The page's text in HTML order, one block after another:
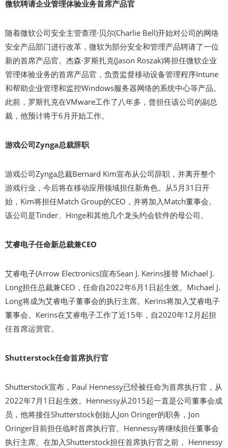
微软聘请企业管理体验业务首席产品官
随着微软公司安全主管查理·贝尔(Charlie Bell)开始对公司的网络
安全产品部门进行改革，微软为部分安全和管理产品聘请了一位
新的首席产品官。杰森·罗斯扎克(Jason Roszak)将担任微软企业
管理体验业务的首席产品官，负责监督移动设备管理程序Intune
和帮助企业管理和监控Windows服务器网络的系统中心等产品。
此前，罗斯扎克在VMware工作了八年多，曾担任该公司的副总
裁，他预计将于6月开始工作。
游戏公司Zynga总裁辞职
游戏公司Zynga总裁Bernard Kim宣布从公司辞职，并离开整个
游戏行业，今后将在移动应用领域担任新角色。从5月31日开
始，Kim将担任Match Group的CEO，并将加入Match董事会。
该公司是Tinder、Hinge和其他几个龙头约会软件的母公司。
艾睿电子任命新总裁兼CEO
艾睿电子(Arrow Electronics)宣布Sean J. Kerins接替 Michael J.
Long担任总裁兼CEO，任命自2022年6月1日起生效。Michael J.
Long将成为艾睿电子董事会的执行主席。Kerins将加入艾睿电子
董事会。Kerins在艾睿电子工作了近15年，自2020年12月起担
任首席运营官。
Shutterstock任命首席执行官
Shutterstock宣布，Paul Hennessy已经被任命为首席执行官，从
2022年7月1日起生效。Hennessy从2015起一直是公司董事会成
员，他将接任Shutterstock创始人Jon Oringer的职务，Jon
Oringer目前担任临时首席执行官。Hennessy将继续担任董事会
执行主席。在加入Shutterstock担任首席执行官之前， Hennessy